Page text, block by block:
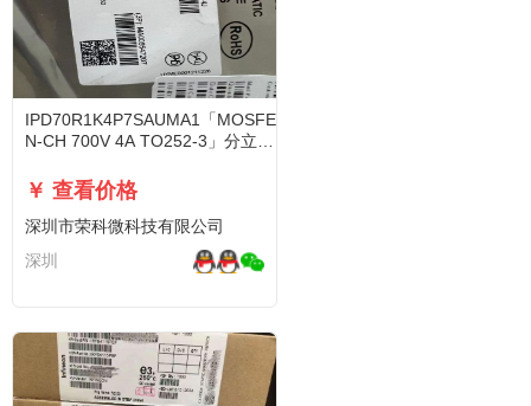
IPD70R1K4P7SAUMA1「MOSFET
N-CH 700V 4A TO252-3」分立半
￥ 查看价格
深圳市荣科微科技有限公司
深圳